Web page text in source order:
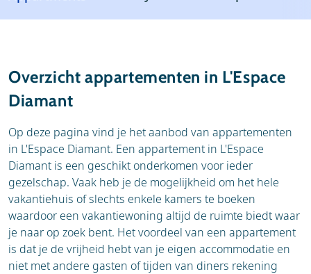
Weather & snow
Ski hire
Overzicht appartementen in L'Espace
Diamant
Op deze pagina vind je het aanbod van appartementen
in L'Espace Diamant. Een appartement in L'Espace
Diamant is een geschikt onderkomen voor ieder
gezelschap. Vaak heb je de mogelijkheid om het hele
vakantiehuis of slechts enkele kamers te boeken
waardoor een vakantiewoning altijd de ruimte biedt waar
je naar op zoek bent. Het voordeel van een appartement
is dat je de vrijheid hebt van je eigen accommodatie en
niet met andere gasten of tijden van diners rekening